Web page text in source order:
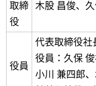
取締
役
木股 昌俊、
役員
代表取締役社
役員：久保
小川 兼四郎